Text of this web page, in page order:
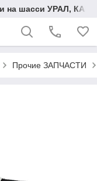
на шасси УРАЛ,
Прочие ЗАПЧАСТИ